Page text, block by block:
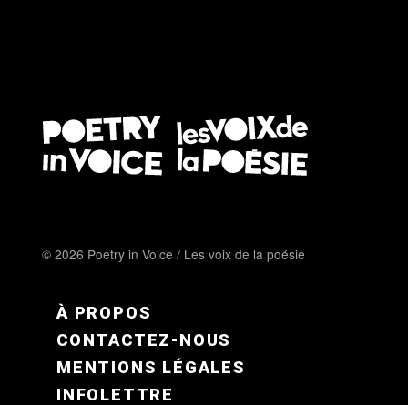
© 2026 Poetry in Voice / Les voix de la poésie
FOOTER MENU FR
À PROPOS
CONTACTEZ-NOUS
MENTIONS LÉGALES
INFOLETTRE